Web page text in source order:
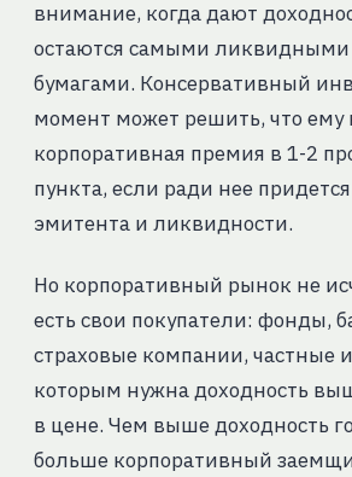
внимание, когда дают
остаются самыми
бумагами. Консервативный
момент может решить, что ему
корпоративная премия в 1-2
пункта, если ради нее
эмитента и ликвидности.
Но корпоративный рынок не
есть свои покупатели: фонды,
страховые компании, частные
которым нужна доходность
в цене. Чем выше доходность
больше корпоративный